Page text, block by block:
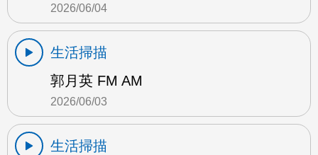
2026/06/04
生活掃描
郭月英 FM AM
2026/06/03
生活掃描